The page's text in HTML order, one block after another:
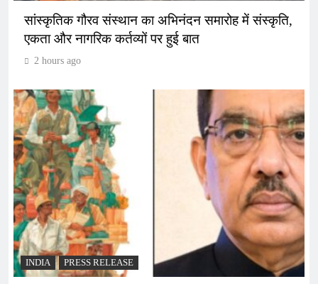
सांस्कृतिक गौरव संस्थान का अभिनंदन समारोह में संस्कृति,
एकता और नागरिक कर्तव्यों पर हुई बात
2 hours ago
INDIA PRESS RELEASE